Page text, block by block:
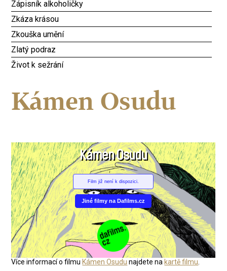
Zápisník alkoholičky
Zkáza krásou
Zkouška umění
Zlatý podraz
Život k sežrání
Kámen Osudu
Více informací o filmu Kámen Osudu najdete na kartě filmu